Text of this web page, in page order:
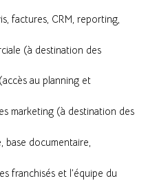
factures, CRM, reporting,
(à destination des
au planning et
marketing (à destination des
documentaire,
franchisés et l’équipe du